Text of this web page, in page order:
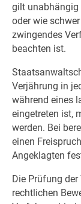
gilt unabhängig
oder wie
zwingendes
beachten ist.
Verjährung in
während eines
eingetreten ist,
werden. Bei
einen
Angeklagten
Die Prüfung
rechtlichen